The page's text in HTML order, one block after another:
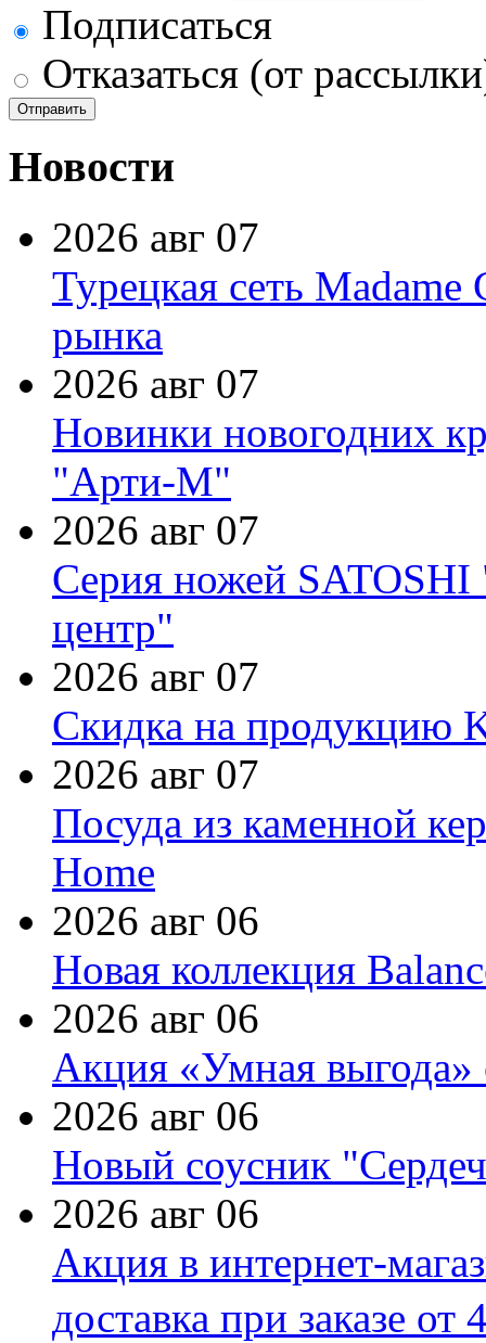
Подписаться
Отказаться (от
Новости
2026 авг 07
Турецкая сеть Madame
рынка
2026 авг 07
Новинки новогодних
"Арти-М"
2026 авг 07
Серия ножей
центр"
2026 авг 07
Скидка на продукцию
2026 авг 07
Посуда из каменной
Home
2026 авг 06
Новая коллекция
2026 авг 06
Акция «Умная выгода»
2026 авг 06
Новый соусник
2026 авг 06
Акция в интернет-
доставка при заказе от